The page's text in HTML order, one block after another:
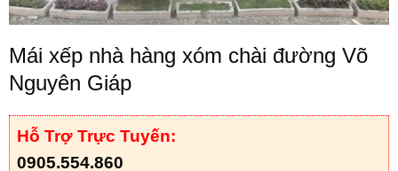
Mái xếp nhà hàng xóm chài đường Võ
Nguyên Giáp
Hỗ Trợ Trực Tuyến:
0905.554.860